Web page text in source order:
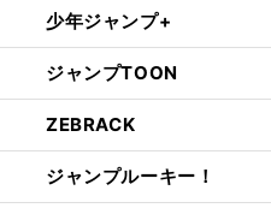
少年ジャンプ+
ジャンプTOON
ZEBRACK
ジャンプルーキー！